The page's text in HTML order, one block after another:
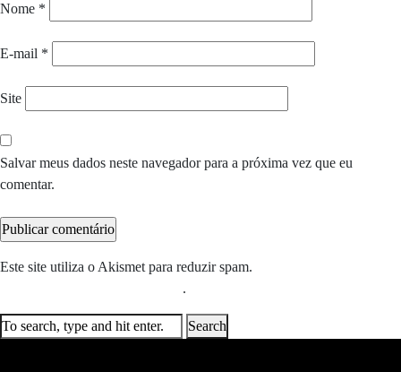
Nome *
E-mail *
Site
Salvar meus dados neste navegador para a próxima vez que eu
comentar.
Este site utiliza o Akismet para reduzir spam.
.
Search